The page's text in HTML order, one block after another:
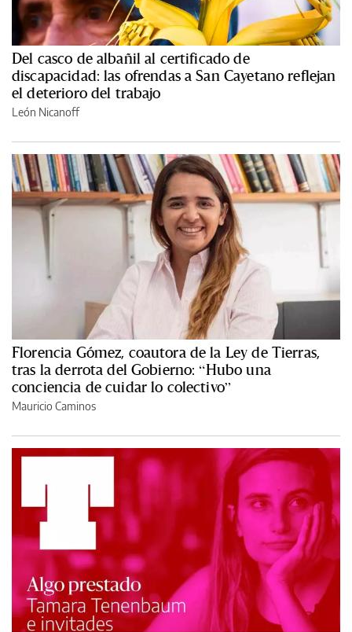
Del casco de albañil al certificado de
discapacidad: las ofrendas a San Cayetano reflejan
el deterioro del trabajo
León Nicanoff
Florencia Gómez, coautora de la Ley de Tierras,
tras la derrota del Gobierno: “Hubo una
conciencia de cuidar lo colectivo”
Mauricio Caminos